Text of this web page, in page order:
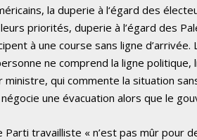
la duperie à l‘égard des
priorités, duperie à l’égard des
à une course sans ligne
ne comprend la ligne politique,
qui commente la situation
une évacuation alors que le
Parti travailliste « n’est pas mûr pour